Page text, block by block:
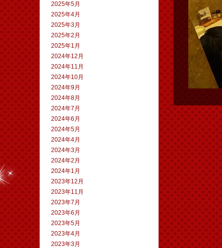
2025年5月
2025年4月
2025年3月
2025年2月
2025年1月
2024年12月
2024年11月
2024年10月
2024年9月
2024年8月
2024年7月
2024年6月
2024年5月
2024年4月
2024年3月
2024年2月
2024年1月
2023年12月
2023年11月
2023年7月
2023年6月
2023年5月
2023年4月
2023年3月